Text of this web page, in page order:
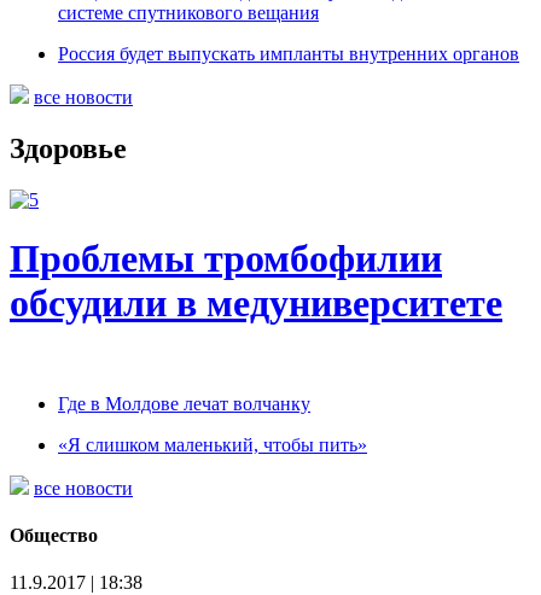
системе спутникового вещания
Россия будет выпускать импланты внутренних органов
все новости
Здоровье
Проблемы тромбофилии
обсудили в медуниверситете
Где в Молдове лечат волчанку
«Я слишком маленький, чтобы пить»
все новости
Общество
11.9.2017 | 18:38